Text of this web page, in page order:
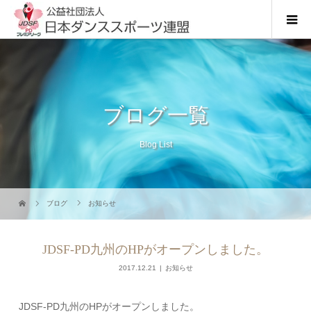
ブログ一覧
Blog List
ブログ お知らせ
JDSF-PD九州のHPがオープンしました。
2017.12.21 お知らせ
JDSF-PD九州のHPがオープンしました。